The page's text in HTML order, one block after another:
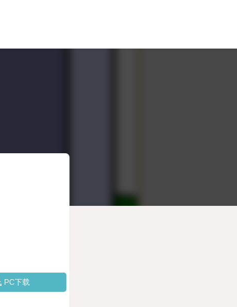
PC下载